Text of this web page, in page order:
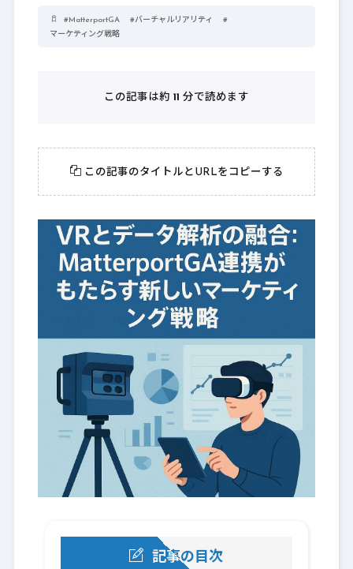
#MatterportGA #バーチャルリアリティ
#
マーケティング戦略
この記事は約 11 分で読めます
この記事のタイトルとURLをコピーする
記事の目次